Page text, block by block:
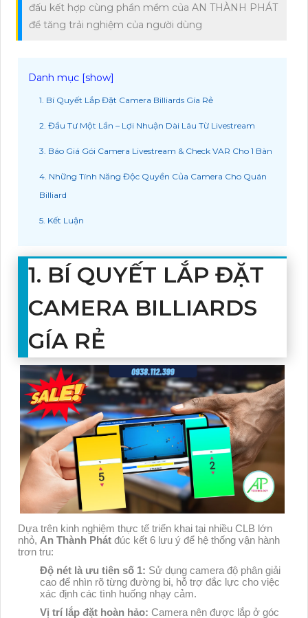
đấu kết hợp cùng phần mềm của AN THÀNH PHÁT
để tăng trải nghiệm của người dùng
1. Bí Quyết Lắp Đặt Camera Billiards Gía Rẻ
2. Đầu Tư Một Lần – Lợi Nhuận Dài Lâu Từ Livestream
3. Báo Giá Gói Camera Livestream & Check VAR Cho 1 Bàn
4. Những Tính Năng Độc Quyền Của Camera Cho Quán
Billiard
5. Kết Luận
1. BÍ QUYẾT LẮP ĐẶT
CAMERA BILLIARDS
GÍA RẺ
Dựa trên kinh nghiệm thực tế triển khai tại nhiều CLB lớn
nhỏ, An Thành Phát đúc kết 6 lưu ý để hệ thống vận hành
trơn tru:
Độ nét là ưu tiên số 1: Sử dụng camera độ phân giải
cao để nhìn rõ từng đường bi, hỗ trợ đắc lực cho việc
xác định các tình huống nhạy cảm.
Vị trí lắp đặt hoàn hảo: Camera nên được lắp ở góc